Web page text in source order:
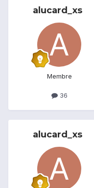
alucard_xs
Membre
36
alucard_xs